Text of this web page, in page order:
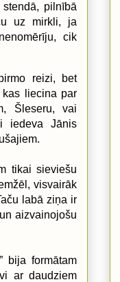
pilnībā
uz mirkli, ja
cik
reizi, bet
liecina par
Šleseru, vai
iedeva Jānis
tikai sieviešu
visvairāk
labā ziņa ir
aizvainojošu
bija formātam
ar daudziem